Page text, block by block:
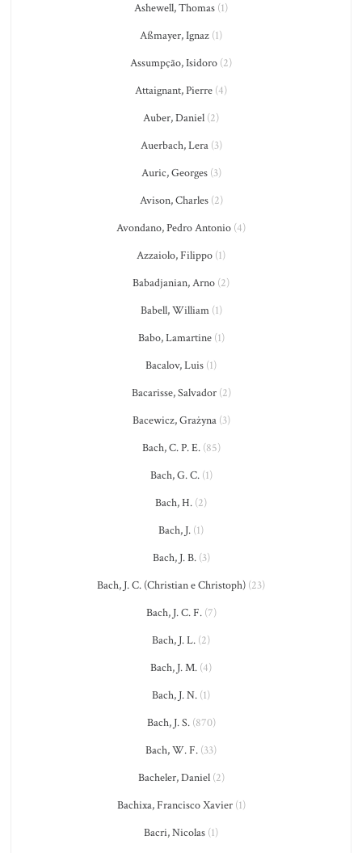
Ashewell, Thomas (1)
Aßmayer, Ignaz (1)
Assumpção, Isidoro (2)
Attaignant, Pierre (4)
Auber, Daniel (2)
Auerbach, Lera(3)
Auric, Georges(3)
Avison, Charles(2)
Avondano, Pedro Antonio (4)
Azzaiolo, Filippo (1)
Babadjanian, Arno (2)
Babell, William(1)
Babo, Lamartine(1)
Bacalov, Luis (1)
Bacarisse, Salvador(2)
Bacewicz, Grażyna(3)
Bach, C. P. E.(85)
Bach, G. C.(1)
Bach, H. (2)
Bach, J. (1)
Bach, J. B.(3)
Bach, J. C. (Christian e Christoph) (23)
Bach, J. C. F.(7)
Bach, J. L. (2)
Bach, J. M. (4)
Bach, J. N. (1)
Bach, J. S.(870)
Bach, W. F. (33)
Bacheler, Daniel(2)
Bachixa, Francisco Xavier(1)
Bacri, Nicolas (1)